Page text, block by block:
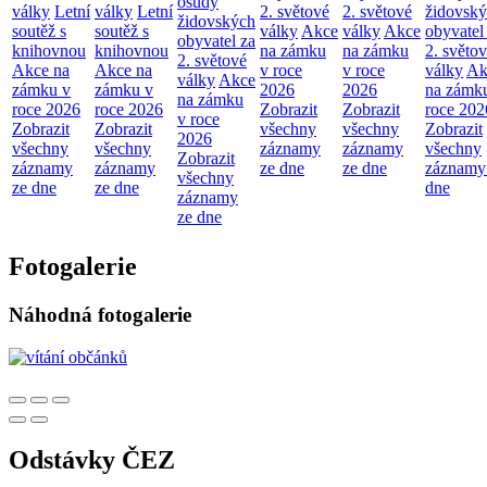
války Letní
soutěž s
knihovnou
Akce na
zámku v
roce 2026
Zobrazit
všechny
záznamy
ze dne
války Letní
soutěž s
knihovnou
Akce na
zámku v
roce 2026
Zobrazit
všechny
záznamy
ze dne
židovských
obyvatel za
2. světové
války Akce
na zámku
v roce
2026
Zobrazit
všechny
záznamy
ze dne
2. světové
války Akce
na zámku
v roce
2026
Zobrazit
všechny
záznamy
ze dne
2. světové
války Akce
na zámku
v roce
2026
Zobrazit
všechny
záznamy
ze dne
obyvatel
2.
války
na
roce
Zobrazit
všechny
dne
Fotogalerie
Náhodná fotogalerie
Odstávky ČEZ